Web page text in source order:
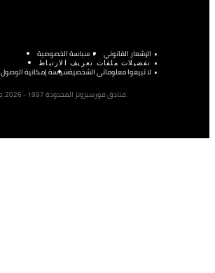
الإشعار القانوني سياسة الخصوصية
تفضيلات ملفات تعريف الارتباط
لا تبيعوا معلوماتي الشخصيةسياسة إمكانية الوصول
©فنادق فورسيزونز المحدودة 1997 - 2026. جميع الحقوق محفوظة.